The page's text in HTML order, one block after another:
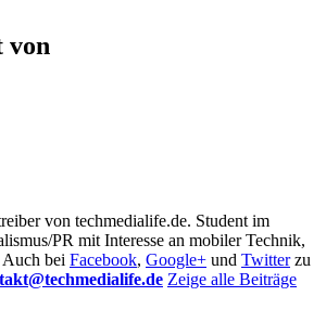
von
von techmedialife.de. Student im
PR mit Interesse an mobiler Technik,
bei Facebook, Google+ und Twitterzu
Zeige alle Beiträge